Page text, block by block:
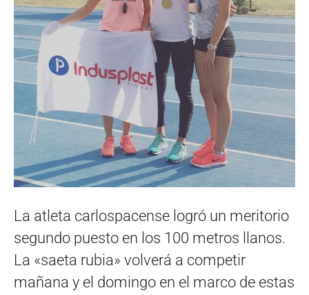
La atleta carlospacense logró un meritorio
segundo puesto en los 100 metros llanos.
La «saeta rubia» volverá a competir
mañana y el domingo en el marco de estas